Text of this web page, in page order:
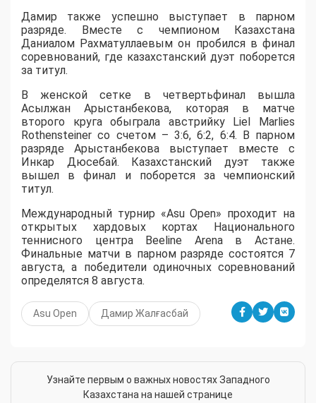
Дамир также успешно выступает в парном
разряде. Вместе с чемпионом Казахстана
Даниалом Рахматуллаевым он пробился в финал
соревнований, где казахстанский дуэт поборется
за титул.
В женской сетке в четвертьфинал вышла
Асылжан Арыстанбекова, которая в матче
второго круга обыграла австрийку Liel Marlies
Rothensteiner со счетом – 3:6, 6:2, 6:4. В парном
разряде Арыстанбекова выступает вместе с
Инкар Дюсебай. Казахстанский дуэт также
вышел в финал и поборется за чемпионский
титул.
Международный турнир «Asu Open» проходит на
открытых хардовых кортах Национального
теннисного центра Beeline Arena в Астане.
Финальные матчи в парном разряде состоятся 7
августа, а победители одиночных соревнований
определятся 8 августа.
Asu Open Дамир Жалғасбай
Узнайте первым о важных новостях Западного
Казахстана на нашей странице